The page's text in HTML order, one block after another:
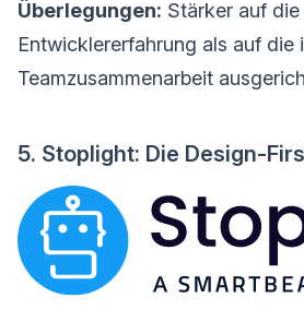
Überlegungen: Stärker auf
Entwicklererfahrung als auf die
Teamzusammenarbeit
5. Stoplight: Die Design-